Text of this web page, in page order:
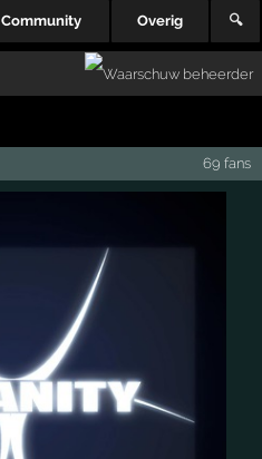
Community Overig 🔍
69 fans